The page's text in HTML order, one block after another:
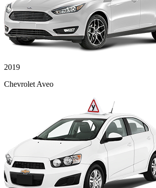
2019
Chevrolet Aveo